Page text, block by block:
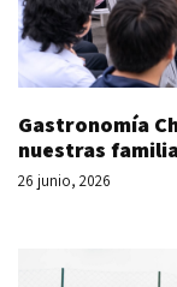
Gastronomía
nuestras
26 junio, 2026